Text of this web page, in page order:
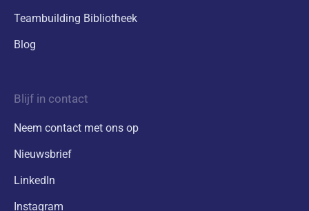
Teambuilding Bibliotheek
Blog
Blijf in contact
Neem contact met ons op
Nieuwsbrief
LinkedIn
Instagram